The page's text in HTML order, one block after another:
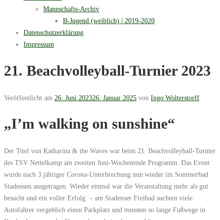
Mannschafts-Archiv
B-Jugend (weiblich) | 2019-2020
Datenschutzerklärung
Impressum
21. Beachvolleyball-Turnier 2023
Veröffentlicht am 26. Juni 202326. Januar 2025 von Ingo Wolterstorff
„I’m walking on sunshine“
Der Titel von Katharina & the Waves war beim 21. Beachvolleyball-Turnier
des TSV Nettelkamp am zweiten Juni-Wochenende Programm. Das Event
wurde nach 3 jähriger Corona-Unterbrechung nun wieder im Sommerbad
Stadensen ausgetragen. Wieder einmal war die Veranstaltung mehr als gut
besucht und ein voller Erfolg – am Stadenser Freibad suchten viele
Autofahrer vergeblich einen Parkplatz und mussten so lange Fußwege in